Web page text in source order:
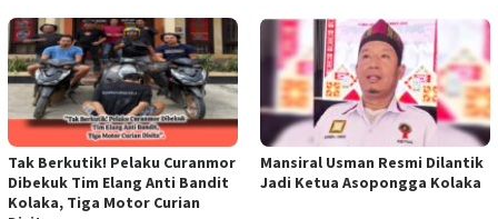
Tak Berkutik! Pelaku Curanmor
Dibekuk Tim Elang Anti Bandit
Kolaka, Tiga Motor Curian
Mansiral Usman Resmi Dilantik
Jadi Ketua Asopongga Kolaka